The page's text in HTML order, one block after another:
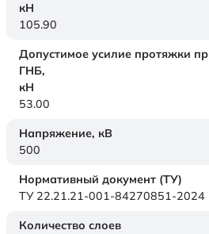
кН
105.90
Допустимое усилие протяжки
ГНБ,
кН
53.00
Напряжение, кВ
500
Нормативный документ (ТУ)
ТУ 22.21.21-001-84270851-2024
Количество слоев